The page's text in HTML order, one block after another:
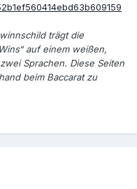
trägt die
auf einem weißen,
Sprachen. Diese Seiten
beim Baccarat zu